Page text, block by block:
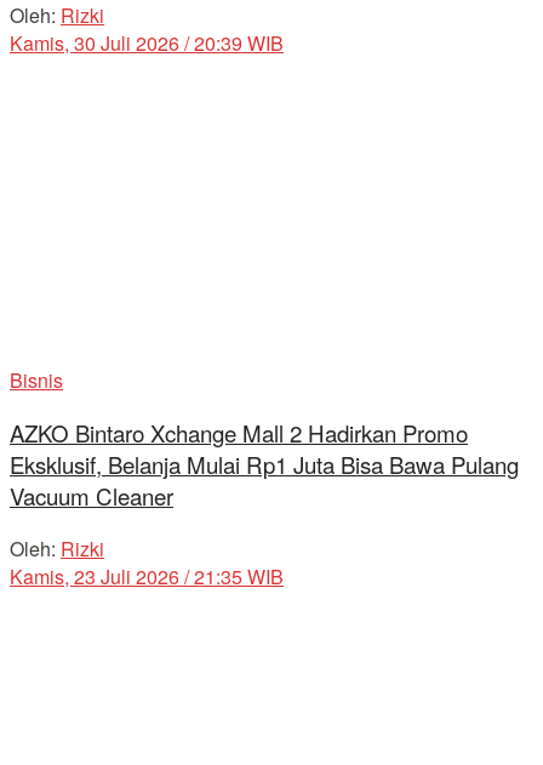
Oleh: Rizki
Kamis, 30 Juli 2026 / 20:39 WIB
Bisnis
AZKO Bintaro Xchange Mall 2 Hadirkan Promo
Eksklusif, Belanja Mulai Rp1 Juta Bisa Bawa Pulang
Vacuum Cleaner
Oleh: Rizki
Kamis, 23 Juli 2026 / 21:35 WIB